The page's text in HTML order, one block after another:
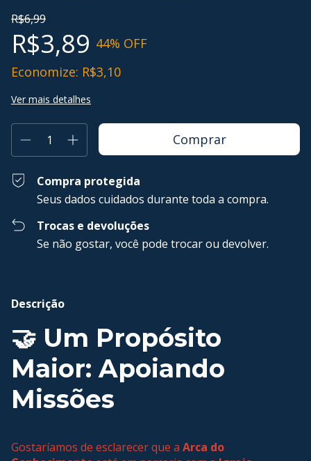
R$6,99
R$3,89 44% OFF
Economize: R$3,10
Ver mais detalhes
Compra protegida
Seus dados cuidados durante toda a compra.
Trocas e devoluções
Se não gostar, você pode trocar ou devolver.
Descrição
🤝 Um Propósito
Maior: Apoiando
Missões
Gostaríamos de esclarecer que a Arca do